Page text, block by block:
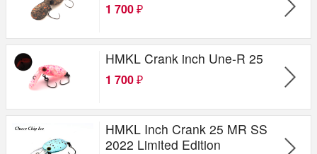
1 700 ₽
HMKL Crank inch Une-R 25
1 700 ₽
HMKL Inch Crank 25 MR SS
2022 Limited Edition